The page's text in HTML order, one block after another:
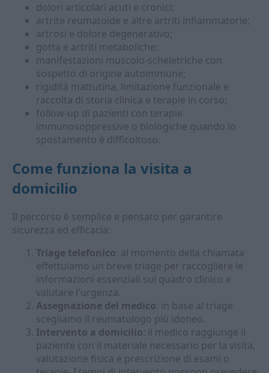
dolori articolari acuti e cronici;
artrite reumatoide e altre artriti infiammatorie;
artrosi e dolore degenerativo;
gotta e artriti metaboliche;
manifestazioni muscolo-scheletriche con
sospetto di origine autoimmune;
rigidità mattutina, limitazione funzionale e
raccolta di storia clinica e terapie in corso;
follow-up di pazienti con terapie
immunosoppressive o biologiche quando lo
spostamento è difficoltoso.
Come funziona la visita a
domicilio
Il percorso è semplice e pensato per garantire
sicurezza ed efficacia:
Triage telefonico: al momento della chiamata
effettuiamo un breve triage per raccogliere le
informazioni essenziali sul quadro clinico e
valutare l'urgenza.
Assegnazione del medico: in base al triage
scegliamo il reumatologo più idoneo.
Intervento a domicilio: il medico raggiunge il
paziente con il materiale necessario per la visita,
valutazione fisica e prescrizione di esami o